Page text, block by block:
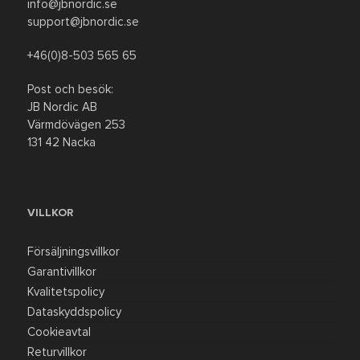
REA
info@jbnordic.se
support@jbnordic.se
+46(0)8-503 565 65
Post och besök:
JB Nordic AB
Värmdövägen 253
131 42 Nacka
VILLKOR
Försäljningsvillkor
Garantivillkor
Kvalitetspolicy
Dataskyddspolicy
Cookieavtal
Returvillkor